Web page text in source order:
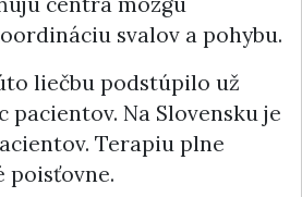
svalov a pohybu.
liečbu podstúpilo už
pacientov. Na Slovensku je
Terapiu plne
poisťovne.